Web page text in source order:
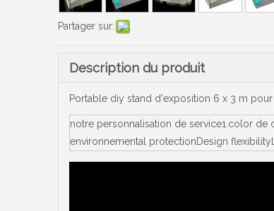
Partager sur:
Description du produit
Portable diy stand d'exposition 6 x 3 m
notre personnalisation de service1.color
environnemental protectionDesign